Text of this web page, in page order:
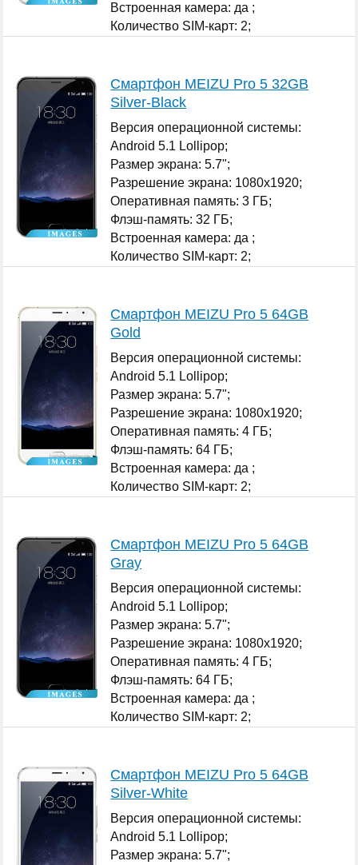
Встроенная камера: да ;
Количество SIM-карт: 2;
Смартфон MEIZU Pro 5 32GB
Silver-Black
Версия операционной системы:
Android 5.1 Lollipop;
Размер экрана: 5.7";
Разрешение экрана: 1080x1920;
Оперативная память: 3 ГБ;
Флэш-память: 32 ГБ;
Встроенная камера: да ;
Количество SIM-карт: 2;
Смартфон MEIZU Pro 5 64GB
Gold
Версия операционной системы:
Android 5.1 Lollipop;
Размер экрана: 5.7";
Разрешение экрана: 1080x1920;
Оперативная память: 4 ГБ;
Флэш-память: 64 ГБ;
Встроенная камера: да ;
Количество SIM-карт: 2;
Смартфон MEIZU Pro 5 64GB
Gray
Версия операционной системы:
Android 5.1 Lollipop;
Размер экрана: 5.7";
Разрешение экрана: 1080x1920;
Оперативная память: 4 ГБ;
Флэш-память: 64 ГБ;
Встроенная камера: да ;
Количество SIM-карт: 2;
Смартфон MEIZU Pro 5 64GB
Silver-White
Версия операционной системы:
Android 5.1 Lollipop;
Размер экрана: 5.7";